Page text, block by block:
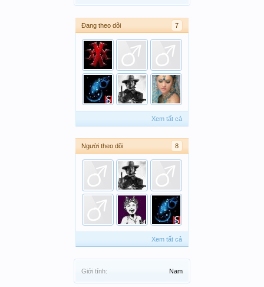
Đang theo dõi 7
Xem tất cả
Người theo dõi 8
Xem tất cả
Giới tính: Nam